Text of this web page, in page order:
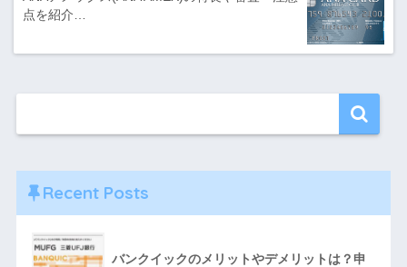
点を紹介…
Recent Posts
バンクイックのメリットやデメリットは？申